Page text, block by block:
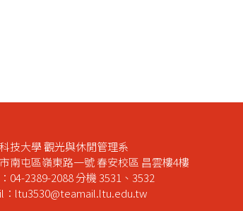
技大學 觀光與休閒管理系
南屯區嶺東路一號 春安校區 昌雲樓4樓
04-2389-2088 分機 3531、3532
：ltu3530@teamail.ltu.edu.tw